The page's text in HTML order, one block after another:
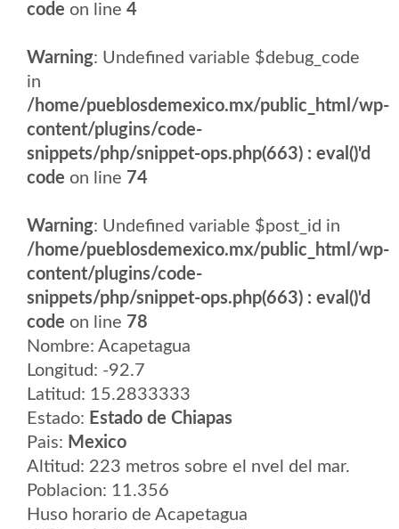
code on line 4
Warning: Undefined variable $debug_code
in
/home/pueblosdemexico.mx/public_html/wp-
content/plugins/code-
snippets/php/snippet-ops.php(663) : eval()'d
code on line 74
Warning: Undefined variable $post_id in
/home/pueblosdemexico.mx/public_html/wp-
content/plugins/code-
snippets/php/snippet-ops.php(663) : eval()'d
code on line 78
Nombre: Acapetagua
Longitud: -92.7
Latitud: 15.2833333
Estado: Estado de Chiapas
Pais: Mexico
Altitud: 223 metros sobre el nvel del mar.
Poblacion: 11.356
Huso horario de Acapetagua